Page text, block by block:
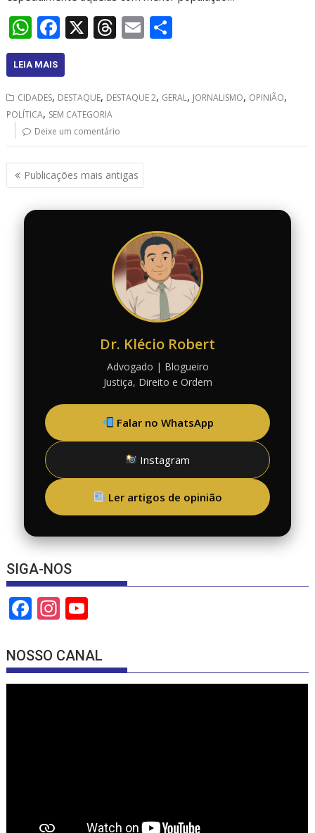
W
h
at
s
A
p
p
F
ac
e
b
o
o
k
X T
a
s
E
l e
LEIA MAIS
CIDADES, DESTAQUE, DESTAQUE 2, GERAL, JORNALISMO, OPINIÃO,
POLÍTICA, SEM CATEGORIA
Deixe um comentário
Navegação
por
posts
Publicações mais antigas
Dr. Klécio Robert
Advogado | Blogueiro
Justiça, Direito e Ordem
Falar no WhatsApp
Instagram
Ler artigos de opinião
SIGA-NOS
F
e
b
In
a
gr
u
T
NOSSO CANAL